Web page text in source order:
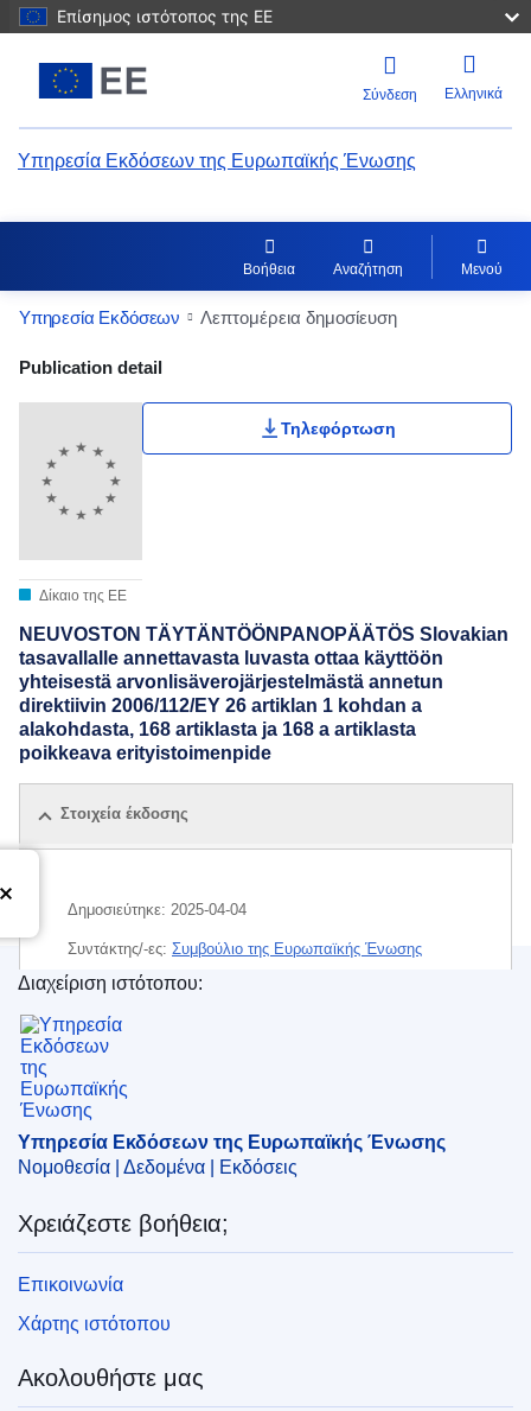
Επίσημος ιστότοπος της ΕΕ
Σύνδεση Ελληνικά
Υπηρεσία Εκδόσεων της Ευρωπαϊκής Ένωσης
Βοήθεια Αναζήτηση Μενού
Υπηρεσία Εκδόσεων Λεπτομέρεια δημοσίευση
Publication Detail Actions Portlet
Βαθμολογία χρήστη
Publication detail
Δίκαιο της ΕΕ
Τηλεφόρτωση
NEUVOSTON TÄYTÄNTÖÖNPANOPÄÄTÖS Slovakian
tasavallalle annettavasta luvasta ottaa käyttöön
yhteisestä arvonlisäverojärjestelmästä annetun
direktiivin 2006/112/EY 26 artiklan 1 kohdan a
alakohdasta, 168 artiklasta ja 168 a artiklasta
poikkeava erityistoimenpide
Στοιχεία έκδοσης
Δημοσιεύτηκε: 2025-04-04
Συντάκτης/-ες: Συμβούλιο της Ευρωπαϊκής Ένωσης
IMMC : ST 7285 2025 INIT
Υπηρεσία Εκδόσεων της Ευρωπαϊκής Ένωσης
Διαχείριση ιστότοπου:
Υπηρεσία Εκδόσεων της Ευρωπαϊκής Ένωσης
Νομοθεσία | Δεδομένα | Εκδόσεις
Χρειάζεστε βοήθεια;
Επικοινωνία
Χάρτης ιστότοπου
Ακολουθήστε μας